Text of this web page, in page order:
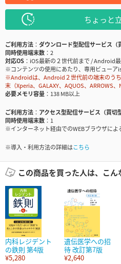
ちょっと
ご利用方法
ダウンロード型配信サービス（
同時使用端末数
2
対応OS
iOS最新の２世代前まで / Android
※コンテンツの使用にあたり、専用ビューア
※Androidは、Android２世代前の端末のう
末（Xperia、GALAXY、AQUOS、ARROWS
必要メモリ容量
138 MB以上
ご利用方法
アクセス型配信サービス（買切
同時使用端末数
1
※インターネット経由でのWEBブラウザによ
※導入・利用方法の詳細はこちら
この商品を買った人は、こん
内科レジデント
の鉄則 第4版
¥5,280
遺伝医学への招
待 改訂第7版
¥2,640